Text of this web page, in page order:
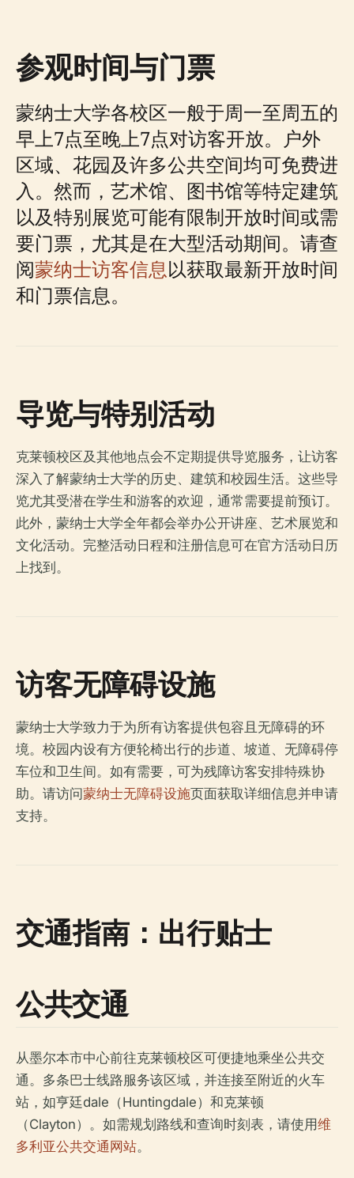
参观时间与门票
蒙纳士大学各校区一般于周一至周五的
早上7点至晚上7点对访客开放。户外
区域、花园及许多公共空间均可免费进
入。然而，艺术馆、图书馆等特定建筑
以及特别展览可能有限制开放时间或需
要门票，尤其是在大型活动期间。请查
阅蒙纳士访客信息以获取最新开放时间
和门票信息。
导览与特别活动
克莱顿校区及其他地点会不定期提供导览服务，让访客
深入了解蒙纳士大学的历史、建筑和校园生活。这些导
览尤其受潜在学生和游客的欢迎，通常需要提前预订。
此外，蒙纳士大学全年都会举办公开讲座、艺术展览和
文化活动。完整活动日程和注册信息可在官方活动日历
上找到。
访客无障碍设施
蒙纳士大学致力于为所有访客提供包容且无障碍的环
境。校园内设有方便轮椅出行的步道、坡道、无障碍停
车位和卫生间。如有需要，可为残障访客安排特殊协
助。请访问蒙纳士无障碍设施页面获取详细信息并申请
支持。
交通指南：出行贴士
公共交通
从墨尔本市中心前往克莱顿校区可便捷地乘坐公共交
通。多条巴士线路服务该区域，并连接至附近的火车
站，如亨廷dale（Huntingdale）和克莱顿
（Clayton）。如需规划路线和查询时刻表，请使用维
多利亚公共交通网站。